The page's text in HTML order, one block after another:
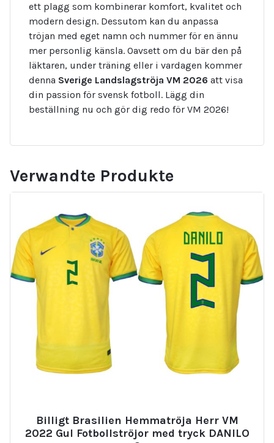
ett plagg som kombinerar komfort, kvalitet och
modern design. Dessutom kan du anpassa
tröjan med eget namn och nummer för en ännu
mer personlig känsla. Oavsett om du bär den på
läktaren, under träning eller i vardagen kommer
denna Sverige Landslagströja VM 2026 att visa
din passion för svensk fotboll. Lägg din
beställning nu och gör dig redo för VM 2026!
Verwandte Produkte
Billigt Brasilien Hemmatröja Herr VM
2022 Gul Fotbollströjor med tryck DANILO